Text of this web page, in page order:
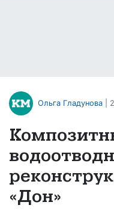
Ольга Гладунова |
«Дон»